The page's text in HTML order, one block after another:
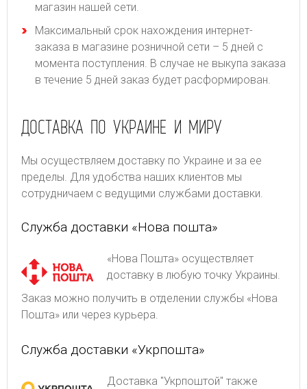
магазин нашей сети.
Максимальный срок нахождения интернет-
заказа в магазине розничной сети – 5 дней с
момента поступления. В случае не выкупа заказа
в течение 5 дней заказ будет расформирован.
ДОСТАВКА ПО УКРАИНЕ И МИРУ
Мы осуществляем доставку по Украине и за ее
пределы. Для удобства наших клиентов мы
сотрудничаем с ведущими службами доставки.
Служба доставки «Нова пошта»
«Нова Пошта» осуществляет
доставку в любую точку Украины.
Заказ можно получить в отделении службы «Нова
Пошта» или через курьера.
Служба доставки «Укрпошта»
Доставка "Укрпоштой" также